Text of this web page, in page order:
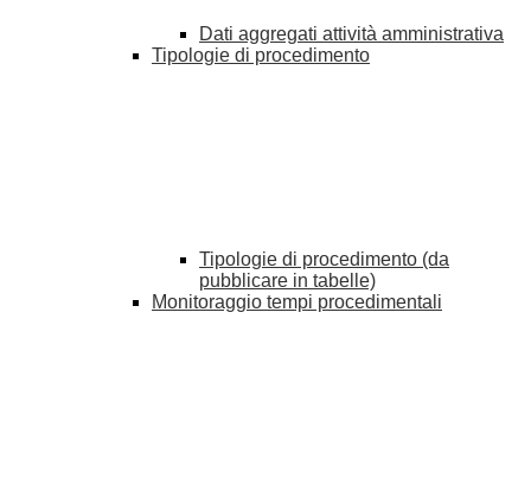
Dati aggregati attività amministrativa
Tipologie di procedimento
Tipologie di procedimento (da
pubblicare in tabelle)
Monitoraggio tempi procedimentali